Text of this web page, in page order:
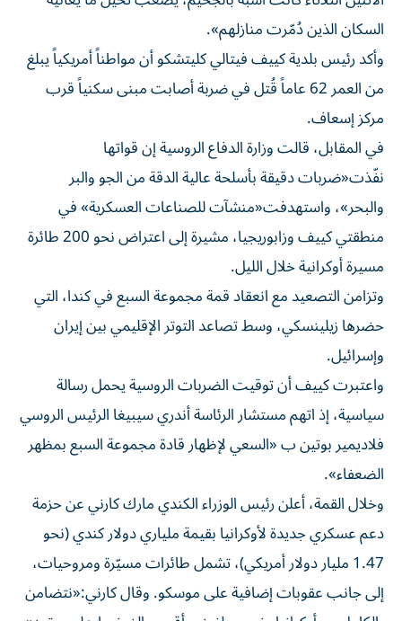
السكان الذين دُمّرت منازلهم».
وأكد رئيس بلدية كييف فيتالي كليتشكو أن مواطناً أمريكياً يبلغ
من العمر 62 عاماً قُتل في ضربة أصابت مبنى سكنياً قرب
مركز إسعاف.
في المقابل، قالت وزارة الدفاع الروسية إن قواتها
نفّذت«ضربات دقيقة بأسلحة عالية الدقة من الجو والبر
والبحر»، واستهدفت«منشآت للصناعات العسكرية» في
منطقتي كييف وزابوريجيا، مشيرة إلى اعتراض نحو 200 طائرة
مسيرة أوكرانية خلال الليل.
وتزامن التصعيد مع انعقاد قمة مجموعة السبع في كندا، التي
حضرها زيلينسكي، وسط تصاعد التوتر الإقليمي بين إيران
وإسرائيل.
واعتبرت كييف أن توقيت الضربات الروسية يحمل رسالة
سياسية، إذ اتهم مستشار الرئاسة أندري سيبيغا الرئيس الروسي
فلاديمير بوتين ب «السعي لإظهار قادة مجموعة السبع بمظهر
الضعفاء».
وخلال القمة، أعلن رئيس الوزراء الكندي مارك كارني عن حزمة
دعم عسكري جديدة لأوكرانيا بقيمة ملياري دولار كندي (نحو
1.47 مليار دولار أمريكي)، تشمل طائرات مسيّرة ومروحيات،
إلى جانب عقوبات إضافية على موسكو. وقال كارني:«نتضامن